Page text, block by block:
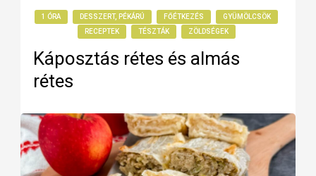
1 ÓRA DESSZERT, PÉKÁRÚ FŐÉTKEZÉS
GYÜMÖLCSÖK
RECEPTEK
TÉSZTÁK ZÖLDSÉGEK
Káposztás rétes és almás
rétes